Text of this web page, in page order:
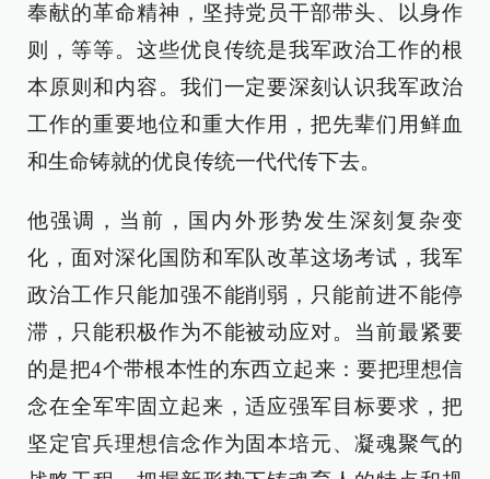
奉献的革命精神，坚持党员干部带头、以身作
则，等等。这些优良传统是我军政治工作的根
本原则和内容。我们一定要深刻认识我军政治
工作的重要地位和重大作用，把先辈们用鲜血
和生命铸就的优良传统一代代传下去。
他强调，当前，国内外形势发生深刻复杂变
化，面对深化国防和军队改革这场考试，我军
政治工作只能加强不能削弱，只能前进不能停
滞，只能积极作为不能被动应对。当前最紧要
的是把4个带根本性的东西立起来：要把理想信
念在全军牢固立起来，适应强军目标要求，把
坚定官兵理想信念作为固本培元、凝魂聚气的